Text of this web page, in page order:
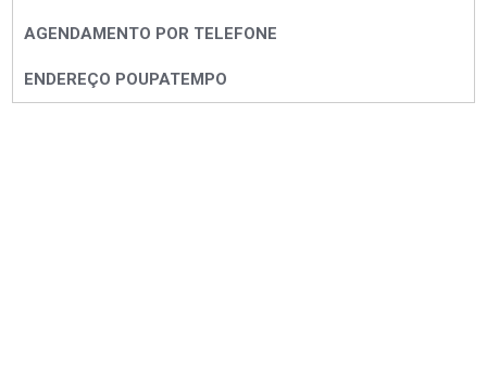
AGENDAMENTO POR TELEFONE
ENDEREÇO POUPATEMPO